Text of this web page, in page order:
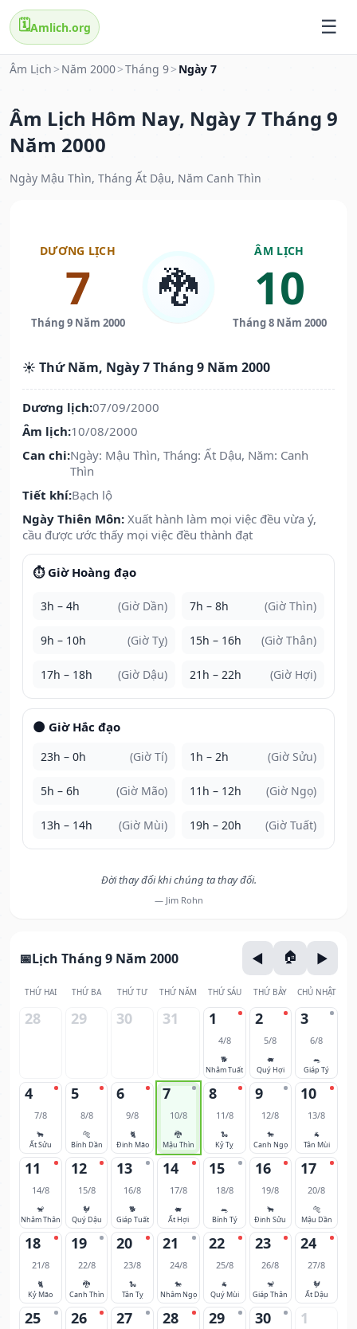
🗓️Amlich.org
Âm Lịch > Năm 2000>Tháng 9> Ngày 7
Âm Lịch Hôm Nay, Ngày 7 Tháng 9
Năm 2000
Ngày Mậu Thìn, Tháng Ất Dậu, Năm Canh Thìn
DƯƠNG LỊCH
7
Tháng 9 Năm 2000
🐉
ÂM LỊCH
10
Tháng 8 Năm 2000
☀️ Thứ Năm, Ngày 7 Tháng 9 Năm 2000
Dương lịch:07/09/2000
Âm lịch:10/08/2000
Can chi:Ngày: Mậu Thìn, Tháng: Ất Dậu, Năm: Canh
Thìn
Tiết khí:Bạch lộ
Ngày Thiên Môn: Xuất hành làm mọi việc đều vừa ý,
cầu được ước thấy mọi việc đều thành đạt
⏱️ Giờ Hoàng đạo
3h – 4h (Giờ Dần) 7h – 8h (Giờ Thìn)
9h – 10h (Giờ Tỵ) 15h – 16h (Giờ Thân)
17h – 18h (Giờ Dậu) 21h – 22h (Giờ Hợi)
🌑 Giờ Hắc đạo
23h – 0h (Giờ Tí) 1h – 2h (Giờ Sửu)
5h – 6h (Giờ Mão) 11h – 12h (Giờ Ngọ)
13h – 14h (Giờ Mùi) 19h – 20h (Giờ Tuất)
Đời thay đổi khi chúng ta thay đổi.
— Jim Rohn
Lịch Tháng 9 Năm 2000
THỨ HAI THỨ BA THỨ TƯ THỨ NĂM THỨ SÁU THỨ BẢY CHỦ NHẬT
28 29 30 31 1
4/8
🐕
Nhâm Tuất
2
5/8
🐖
Quý Hợi
3
6/8
🐀
Giáp Tý
4
7/8
🐂
Ất Sửu
5
8/8
🐅
Bính Dần
6
9/8
🐈
Đinh Mão
7
10/8
🐉
Mậu Thìn
8
11/8
🐍
Kỷ Tỵ
9
12/8
🐎
Canh Ngọ
10
13/8
🐐
Tân Mùi
11
14/8
🐒
Nhâm Thân
12
15/8
🐓
Quý Dậu
13
16/8
🐕
Giáp Tuất
14
17/8
🐖
Ất Hợi
15
18/8
🐀
Bính Tý
16
19/8
🐂
Đinh Sửu
17
20/8
🐅
Mậu Dần
18
21/8
🐈
Kỷ Mão
19
22/8
🐉
Canh Thìn
20
23/8
🐍
Tân Tỵ
21
24/8
🐎
Nhâm Ngọ
22
25/8
🐐
Quý Mùi
23
26/8
🐒
Giáp Thân
24
27/8
🐓
Ất Dậu
25 26 27 28 29 30 1